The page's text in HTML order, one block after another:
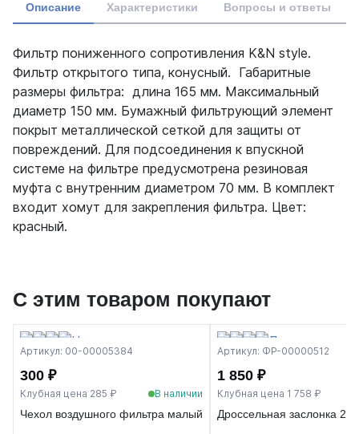
Описание Характеристики Вопросы и ответы
Фильтр пониженного сопротивления K&N style.
Фильтр открытого типа, конусный. Габаритные
размеры фильтра: длина 165 мм. Максимальный
диаметр 150 мм. Бумажный фильтрующий элемент
покрыт металлической сеткой для защиты от
повреждений. Для подсоединения к впускной
системе на фильтре предусмотрена резиновая
муфта с внутренним диаметром 70 мм. В комплект
входит хомут для закрепления фильтра. Цвет:
красный.
С этим товаром покупают
Артикул: 00-00005384
300 ₽
Клубная цена 285 ₽ В наличии
Чехол воздушного фильтра малый
Артикул: ФР-00000512
1 850 ₽
Клубная цена 1 758 ₽
Дроссельная заслонка